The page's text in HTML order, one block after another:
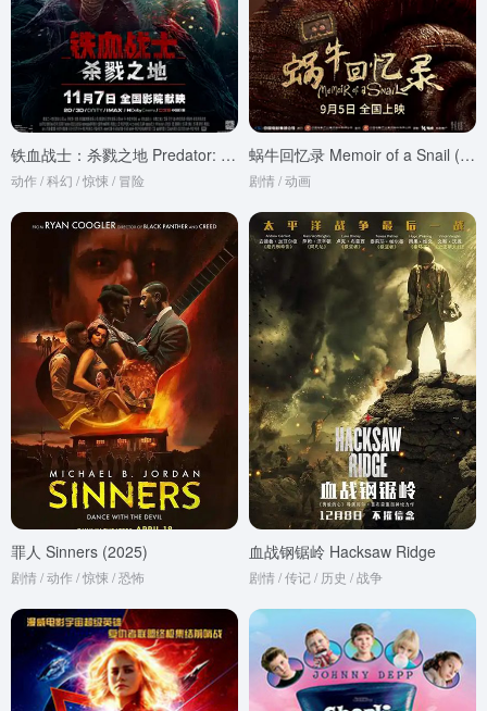
铁血战士：杀戮之地 Predator: Badlands (2025)
动作 / 科幻 / 惊悚 / 冒险
蜗牛回忆录 Memoir of a Snail (2024)
剧情 / 动画
罪人 Sinners (2025)
剧情 / 动作 / 惊悚 / 恐怖
血战钢锯岭 Hacksaw Ridge
剧情 / 传记 / 历史 / 战争